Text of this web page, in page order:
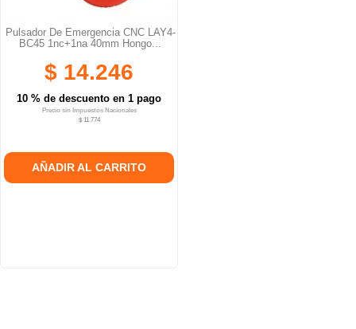
Pulsador De Emergencia CNC LAY4-
BC45 1nc+1na 40mm Hongo...
$ 14.246
10 % de descuento en 1 pago
Precio sin Impuestos Nacionales
$ 11.774
AÑADIR AL CARRITO